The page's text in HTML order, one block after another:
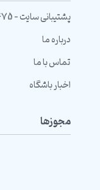
پشتیبانی سایت - 09378242675
درباره ما
تماس با ما
اخبار باشگاه
مجوزها